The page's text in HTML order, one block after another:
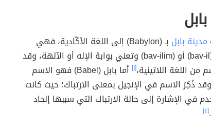
مدينة بابل
بـ (Babylon) إلى اللغة الأكّادية، فهي
مُشتَقة من (bav-il) أو (bav-ilim) وتعني بوابة الإله أو الآلهة، وقد
من اللغة اللاتينية،[١]
أما بابل (Babel) فهو الاسم
ذُكِرَ الاسم في الإنجيل بمعنى الارتباك؛ حيث كانت
في الإشارة إلى حالة الارتباك التي سببها إلحاد
[٤]